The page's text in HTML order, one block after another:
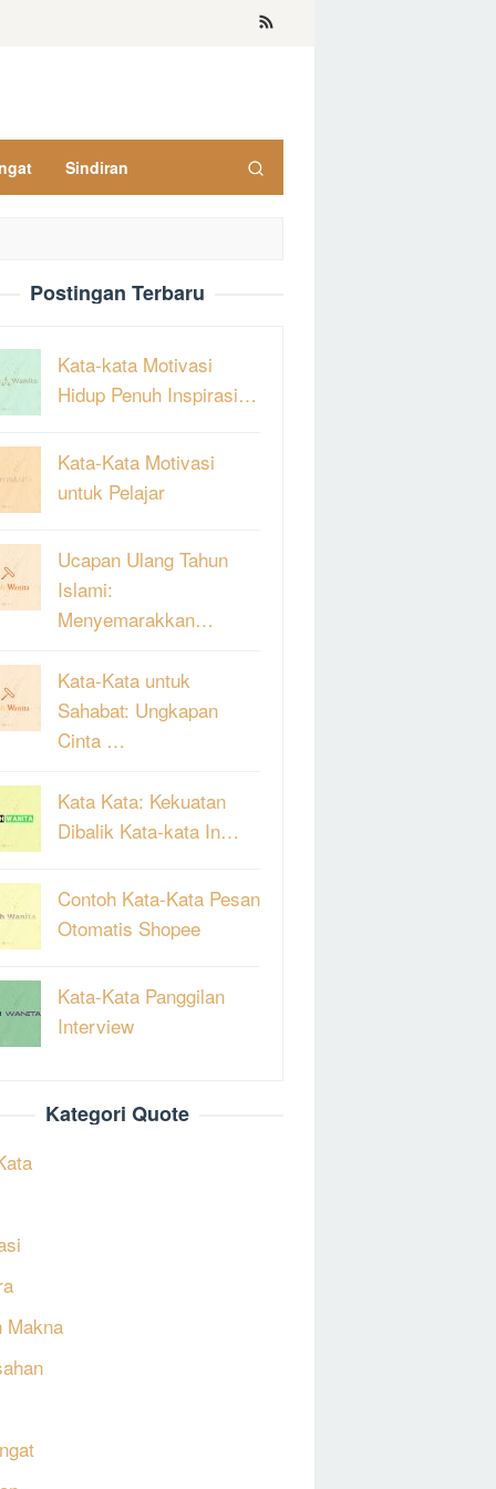
Sindiran
Postingan Terbaru
Kata-kata Motivasi
Hidup Penuh Inspirasi…
Kata-Kata Motivasi
untuk Pelajar
Ucapan Ulang Tahun
Islami:
Menyemarakkan…
Kata-Kata untuk
Sahabat: Ungkapan
Cinta …
Kata Kata: Kekuatan
Dibalik Kata-kata In…
Contoh Kata-Kata Pesan
Otomatis Shopee
Kata-Kata Panggilan
Interview
Kategori Quote
Makna